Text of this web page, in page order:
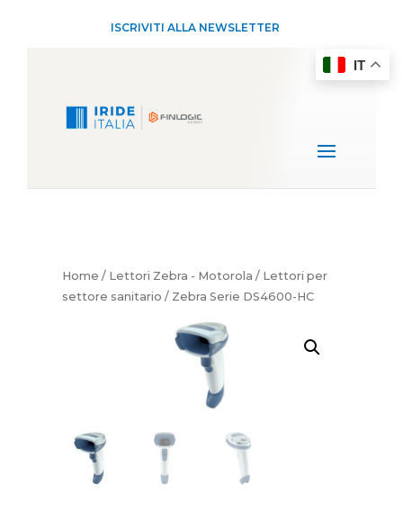
ISCRIVITI ALLA NEWSLETTER
Home / Lettori Zebra - Motorola / Lettori per
settore sanitario / Zebra Serie DS4600-HC
IT